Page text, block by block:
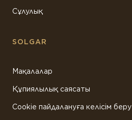
Сұлулық
SOLGAR
Мақалалар
Құпиялылық саясаты
Cookie пайдалануға келісім беру